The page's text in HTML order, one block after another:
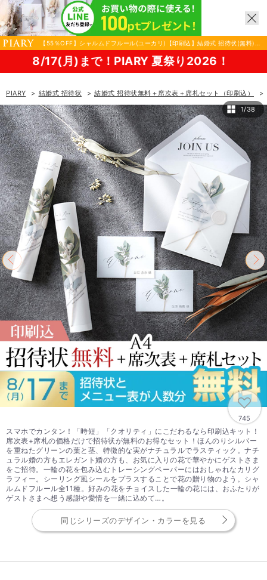
【55％OFF】シャルムドフルール(ユーカリ)【印刷込】結婚式 招待状(無料)＋
A4席次表＋席札セット|結婚式 招待状ならPIARY（ピアリー）
PIARY 夏祭り2026！
PIARY 結婚式 招待状 結婚式 招待状無料＋席次表＋席札セット（印刷込）
1/38
745
スマホでカンタン！「時短」「クオリティ」にこだわるなら印刷込キット！
席次表+席札の価格だけで招待状が無料のお得なセット！ほんのりシルバー
を重ねたグリーンの葉と茎、特徴的な実がナチュラルでラスティック。ナチ
ュラル婚の方もエレガント婚の方も、お気に入りの花で華やかにゲストさま
をご招待。一輪の花を包み込むトレーシングペーパーにはおしゃれなカリグ
ラフィー。シーリング風シールをプラスすることで花の贈り物のよう。シャ
ルムドフルール全11種。好みの花をチョイスした一輪の花には、おふたりが
ゲストさまへ想う感謝や愛情を一緒に込めて…。
同じシリーズのデザイン・カラーを見る